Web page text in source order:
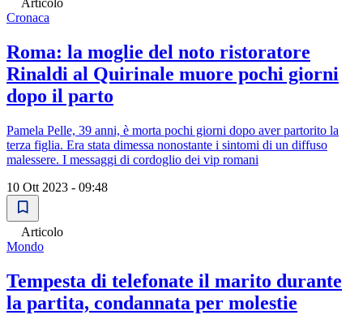
Cronaca
Roma: la moglie del noto ristoratore
Rinaldi al Quirinale muore pochi giorni
dopo il parto
Pamela Pelle, 39 anni, è morta pochi giorni dopo aver partorito la
terza figlia. Era stata dimessa nonostante i sintomi di un diffuso
malessere. I messaggi di cordoglio dei vip romani
10 Ott 2023 - 09:48
Articolo
Mondo
Tempesta di telefonate il marito durante
la partita, condannata per molestie